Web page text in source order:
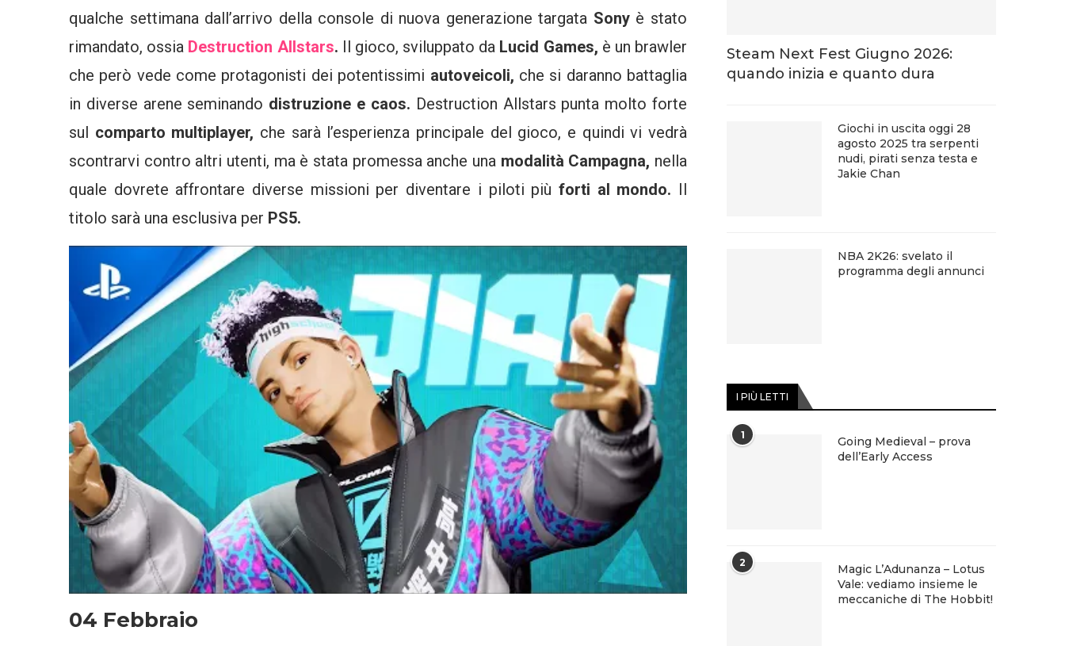
qualche settimana dall’arrivo della console di nuova generazione targata Sony è stato
rimandato, ossia Destruction Allstars. Il gioco, sviluppato da Lucid Games, è un brawler
che però vede come protagonisti dei potentissimi autoveicoli, che si daranno battaglia
in diverse arene seminando distruzione e caos. Destruction Allstars punta molto forte
sul comparto multiplayer, che sarà l’esperienza principale del gioco, e quindi vi vedrà
scontrarvi contro altri utenti, ma è stata promessa anche una modalità Campagna, nella
quale dovrete affrontare diverse missioni per diventare i piloti più forti al mondo. Il
titolo sarà una esclusiva per PS5.
04 Febbraio
Steam Next Fest Giugno 2026:
quando inizia e quanto dura
Giochi in uscita oggi 28
agosto 2025 tra serpenti
nudi, pirati senza testa e
Jakie Chan
NBA 2K26: svelato il
programma degli annunci
I PIÙ LETTI
1
Going Medieval – prova
dell’Early Access
2
Magic L’Adunanza – Lotus
Vale: vediamo insieme le
meccaniche di The Hobbit!